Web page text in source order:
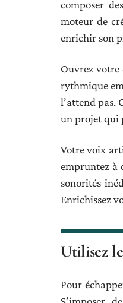
composer
moteur de
enrichir son
Ouvrez
rythmique
l’attend pas.
un projet qui
Votre voix
empruntez à
sonorités
Enrichissez
Utilisez
Pour